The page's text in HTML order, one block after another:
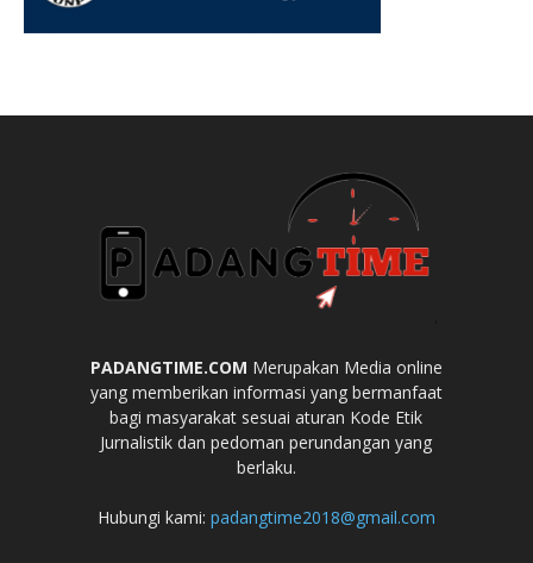
PADANGTIME.COM Merupakan Media online
yang memberikan informasi yang bermanfaat
bagi masyarakat sesuai aturan Kode Etik
Jurnalistik dan pedoman perundangan yang
berlaku.
Hubungi kami: padangtime2018@gmail.com